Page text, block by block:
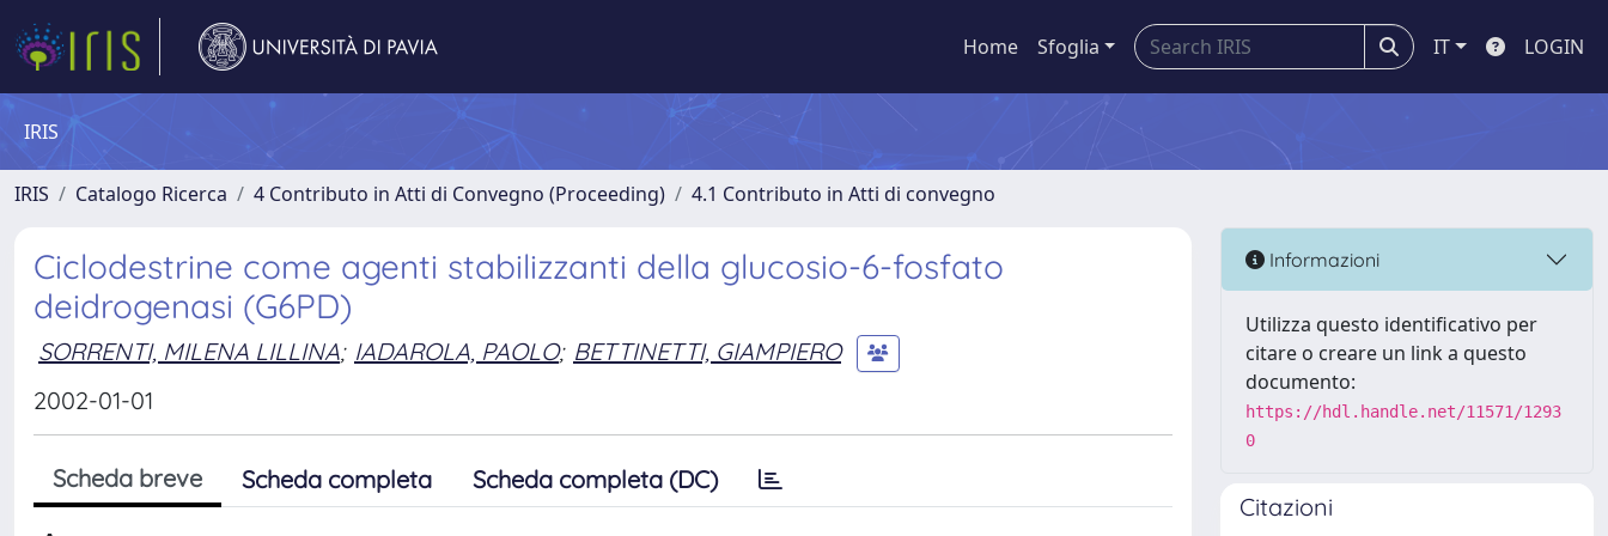
Home Sfoglia IT LOGIN
IRIS
IRIS Catalogo Ricerca 4 Contributo in Atti di Convegno (Proceeding) 4.1 Contributo in Atti di convegno
Ciclodestrine come agenti stabilizzanti della glucosio-6-fosfato
deidrogenasi (G6PD)
SORRENTI, MILENA LILLINA; IADAROLA, PAOLO; BETTINETTI, GIAMPIERO
2002-01-01
Scheda breve Scheda completa Scheda completa (DC)
Informazioni
Utilizza questo identificativo per
citare o creare un link a questo
documento:
https://hdl.handle.net/11571/1293
0
Citazioni